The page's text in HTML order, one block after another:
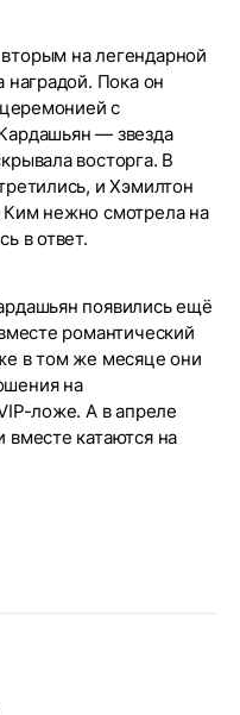
на легендарной
наградой. Пока он
с
— звезда
восторга. В
и Хэмилтон
нежно смотрела на
в ответ.
появились ещё
романтический
в том же месяце они
на
ложе. А в апреле
катаются на